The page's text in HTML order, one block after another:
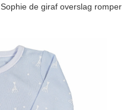
Sophie de giraf overslag romper